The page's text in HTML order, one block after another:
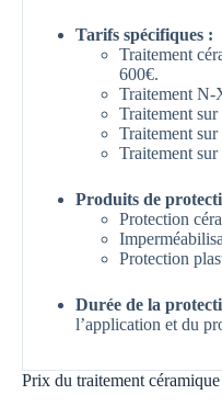
Tarifs spécifiques :
Traitement
600€.
Traitement
Traitement
Traitement
Traitement
Produits de
Protection
Protection
Durée de la
l’application et du
Prix du traitement